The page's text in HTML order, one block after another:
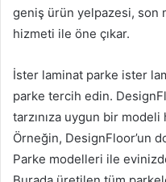
geniş ürün yelpazesi, son
hizmeti ile öne çıkar.
İster laminat parke ister
parke tercih edin.
tarzınıza uygun bir
Örneğin, DesignFloor’un
Parke modelleri ile